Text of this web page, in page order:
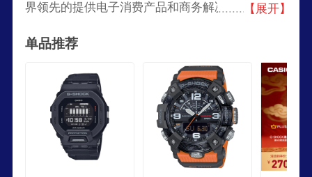
界领先的提供电子消费产品和商务解决方案的知名
器、辞典等各类产品。
【展开】
单品推荐